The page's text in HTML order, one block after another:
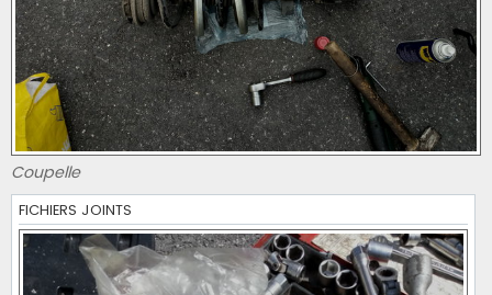
Coupelle
FICHIERS JOINTS